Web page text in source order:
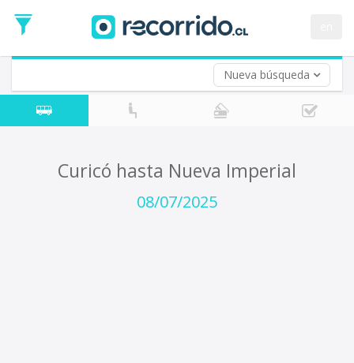
Nueva búsqueda
de
Ida
Vuelta (opcional)
Fecha
de
Curicó hasta Nueva Imperial
08/07/2025